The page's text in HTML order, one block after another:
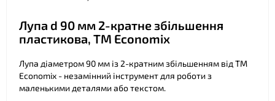
Лупа d 90 мм 2-кратне збільшення
пластикова, TM Economix
Лупа діаметром 90 мм із 2-кратним збільшенням від TM
Economix - незамінний інструмент для роботи з
маленькими деталями або текстом.
❤